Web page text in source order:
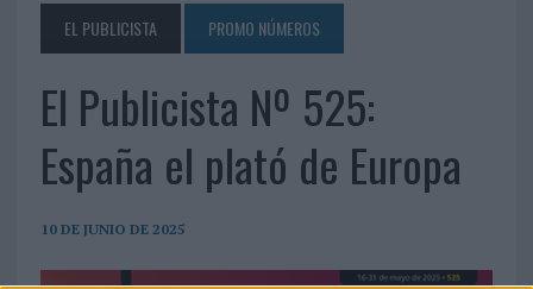
EL PUBLICISTA PROMO NÚMEROS
El Publicista Nº 525:
España el plató de Europa
10 DE JUNIO DE 2025